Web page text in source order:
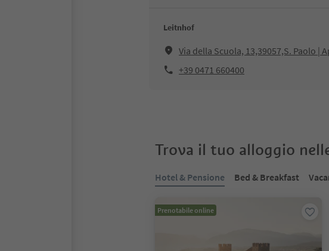
Leitnhof
Via della Scuola, 13,39057,S. Paolo |
+39 0471 660400
Trova il tuo alloggio
Hotel & Pensione Bed & Breakfast
Prenotabile online